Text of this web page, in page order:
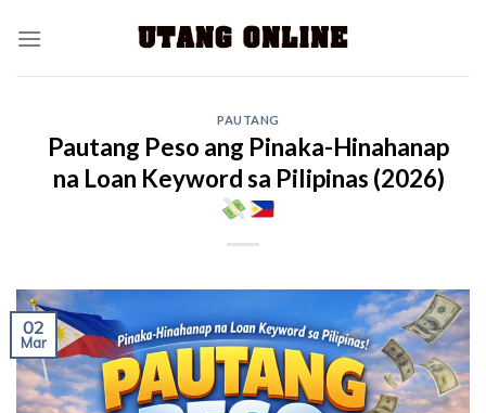
PAUTANG
Pautang Peso ang Pinaka-Hinahanap
na Loan Keyword sa Pilipinas (2026)
02
Mar